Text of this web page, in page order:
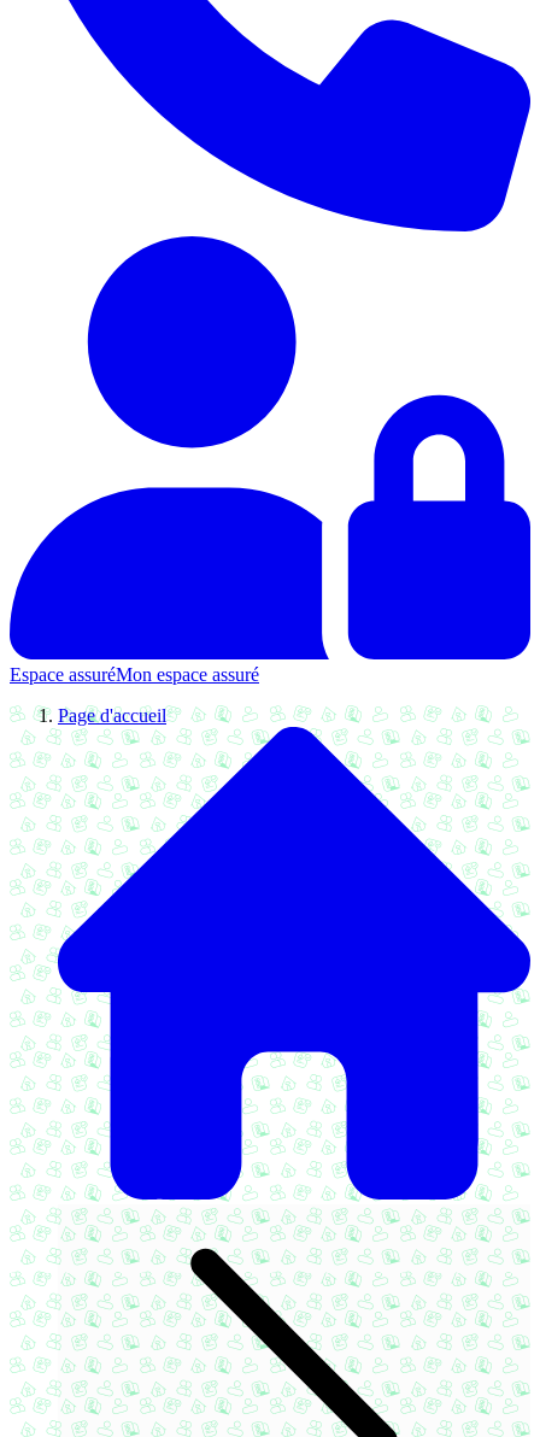
Espace assuréMon espace assuré
Page d'accueil